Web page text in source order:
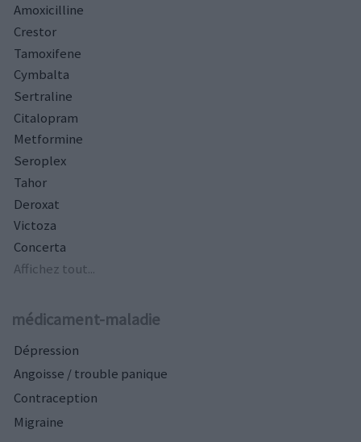
Amoxicilline
Crestor
Tamoxifene
Cymbalta
Sertraline
Citalopram
Metformine
Seroplex
Tahor
Deroxat
Victoza
Concerta
Affichez tout...
médicament-maladie
Dépression
Angoisse / trouble panique
Contraception
Migraine